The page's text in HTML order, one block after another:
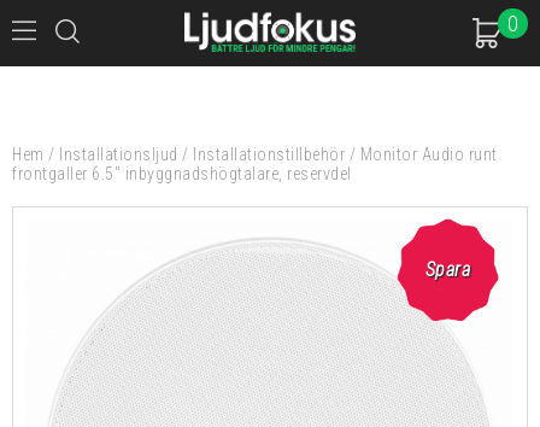
0
Hem / Installationsljud / Installationstillbehör / Monitor Audio runt
frontgaller 6.5" inbyggnadshögtalare, reservdel
Spara